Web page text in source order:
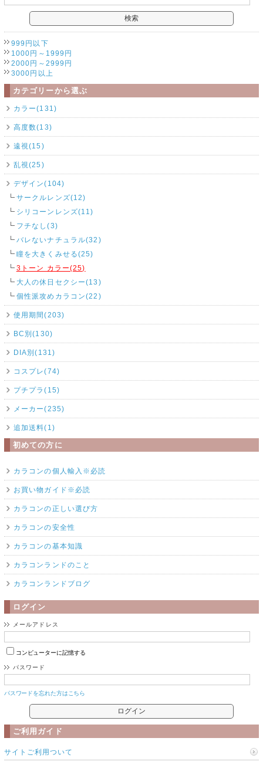
999円以下
1000円～1999円
2000円～2999円
3000円以上
カテゴリーから選ぶ
カラー(131)
高度数(13)
遠視(15)
乱視(25)
デザイン(104)
サークルレンズ(12)
シリコーンレンズ(11)
フチなし(3)
バレないナチュラル(32)
瞳を大きくみせる(25)
3トーン カラー(25)
大人の休日セクシー(13)
個性派攻めカラコン(22)
使用期間(203)
BC別(130)
DIA別(131)
コスプレ(74)
プチプラ(15)
メーカー(235)
追加送料(1)
初めての方に
カラコンの個人輸入※必読
お買い物ガイド※必読
カラコンの正しい選び方
カラコンの安全性
カラコンの基本知識
カラコンランドのこと
カラコンランドブログ
ログイン
メールアドレス
コンピューターに記憶する
パスワード
パスワードを忘れた方はこちら
ご利用ガイド
サイトご利用ついて